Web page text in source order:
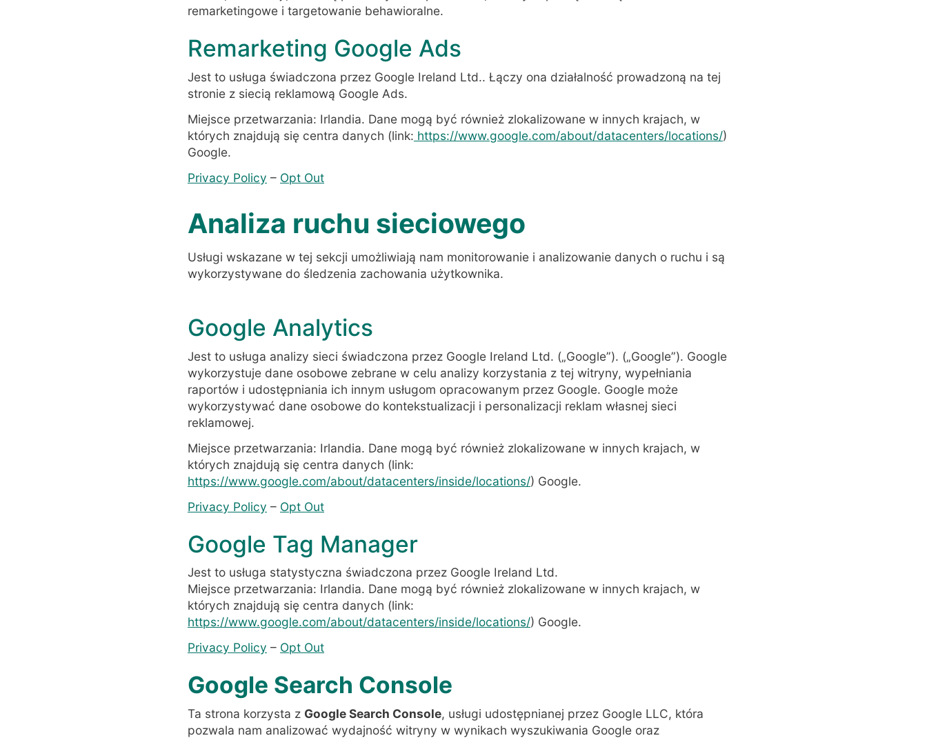
remarketingowe i targetowanie behawioralne.
Remarketing Google Ads
Jest to usługa świadczona przez Google Ireland Ltd.. Łączy ona działalność prowadzoną na tej
stronie z siecią reklamową Google Ads.
Miejsce przetwarzania: Irlandia. Dane mogą być również zlokalizowane w innych krajach, w
których znajdują się centra danych (link: https://www.google.com/about/datacenters/locations/)
Google.
Privacy Policy – Opt Out
Analiza ruchu sieciowego
Usługi wskazane w tej sekcji umożliwiają nam monitorowanie i analizowanie danych o ruchu i są
wykorzystywane do śledzenia zachowania użytkownika.
Google Analytics
Jest to usługa analizy sieci świadczona przez Google Ireland Ltd. („Google”). („Google”). Google
wykorzystuje dane osobowe zebrane w celu analizy korzystania z tej witryny, wypełniania
raportów i udostępniania ich innym usługom opracowanym przez Google. Google może
wykorzystywać dane osobowe do kontekstualizacji i personalizacji reklam własnej sieci
reklamowej.
Miejsce przetwarzania: Irlandia. Dane mogą być również zlokalizowane w innych krajach, w
których znajdują się centra danych (link:
https://www.google.com/about/datacenters/inside/locations/) Google.
Privacy Policy – Opt Out
Google Tag Manager
Jest to usługa statystyczna świadczona przez Google Ireland Ltd.
Miejsce przetwarzania: Irlandia. Dane mogą być również zlokalizowane w innych krajach, w
których znajdują się centra danych (link:
https://www.google.com/about/datacenters/inside/locations/) Google.
Privacy Policy – Opt Out
Google Search Console
Ta strona korzysta z Google Search Console, usługi udostępnianej przez Google LLC, która
pozwala nam analizować wydajność witryny w wynikach wyszukiwania Google oraz